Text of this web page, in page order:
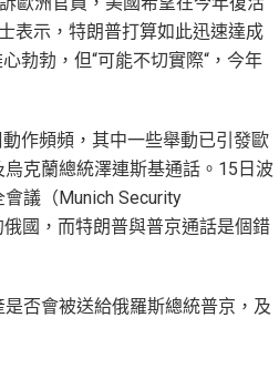
表示，特朗普打算如此迅速達成
勃勃，但“可能不切實際“，今年
作頻頻，其中一些舉動已引發歐
克蘭總統澤連斯基通話。15日波
議（Munich Security
國，而特朗普與普京通話是個錯
否會被送給俄羅斯總統普京，及